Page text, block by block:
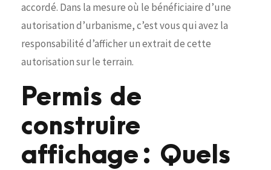
accordé. Dans la mesure où le bénéficiaire d’une
autorisation d’urbanisme, c’est vous qui avez la
responsabilité d’afficher un extrait de cette
autorisation sur le terrain.
Permis de
construire
affichage : Quels